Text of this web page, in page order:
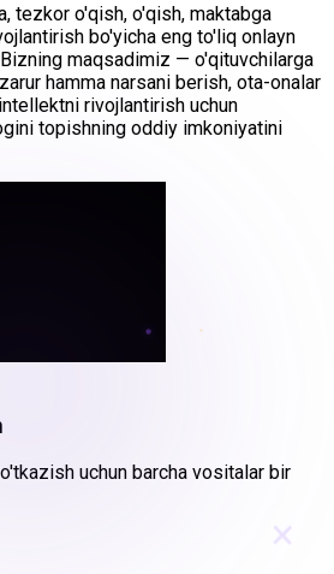
×
tezkor o'qish, o'qish, maktabga
bo'yicha eng to'liq onlayn
maqsadimiz — o'qituvchilarga
hamma narsani berish, ota-onalar
rivojlantirish uchun
topishning oddiy imkoniyatini
uchun barcha vositalar bir